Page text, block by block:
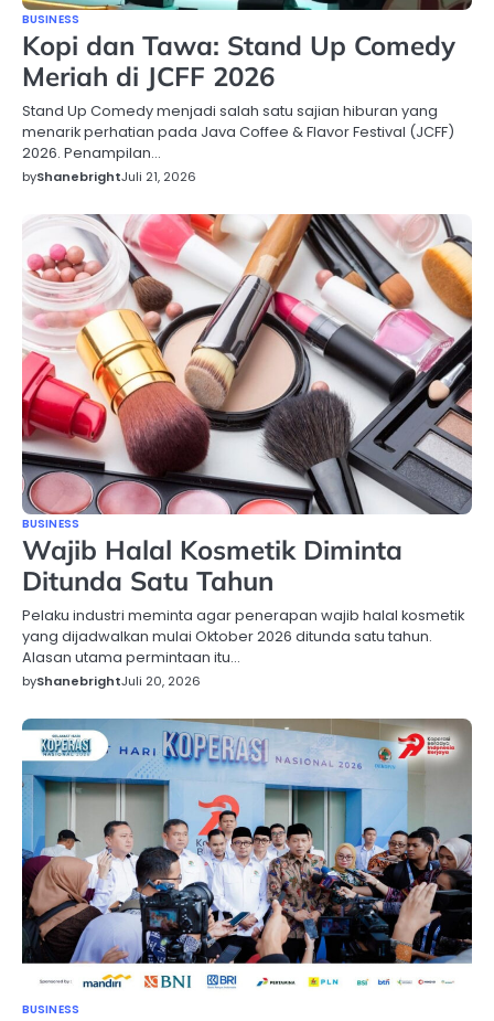
BUSINESS
Kopi dan Tawa: Stand Up Comedy
Meriah di JCFF 2026
Stand Up Comedy menjadi salah satu sajian hiburan yang
menarik perhatian pada Java Coffee & Flavor Festival (JCFF)
2026. Penampilan…
byShanebrightJuli 21, 2026
BUSINESS
Wajib Halal Kosmetik Diminta
Ditunda Satu Tahun
Pelaku industri meminta agar penerapan wajib halal kosmetik
yang dijadwalkan mulai Oktober 2026 ditunda satu tahun.
Alasan utama permintaan itu…
byShanebrightJuli 20, 2026
BUSINESS